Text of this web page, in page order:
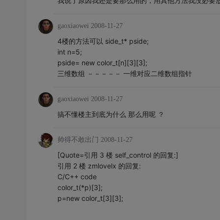
gaoxiaowei 2008-11-27
4楼的方法可以 side_t* pside;
int n=5;
pside= new color_t[n][3][3];
三维数组 －－－－－ 一维对应二维数组指针
gaoxiaowei 2008-11-27
搞不懂楼主到底为什么 那么用呢 ？
帅得不敢出门 2008-11-27
[Quote=引用 3 楼 self_control 的回复:]
引用 2 楼 zmlovelx 的回复:
C/C++ code
color_t(*p)[3];
p=new color_t[3][3];